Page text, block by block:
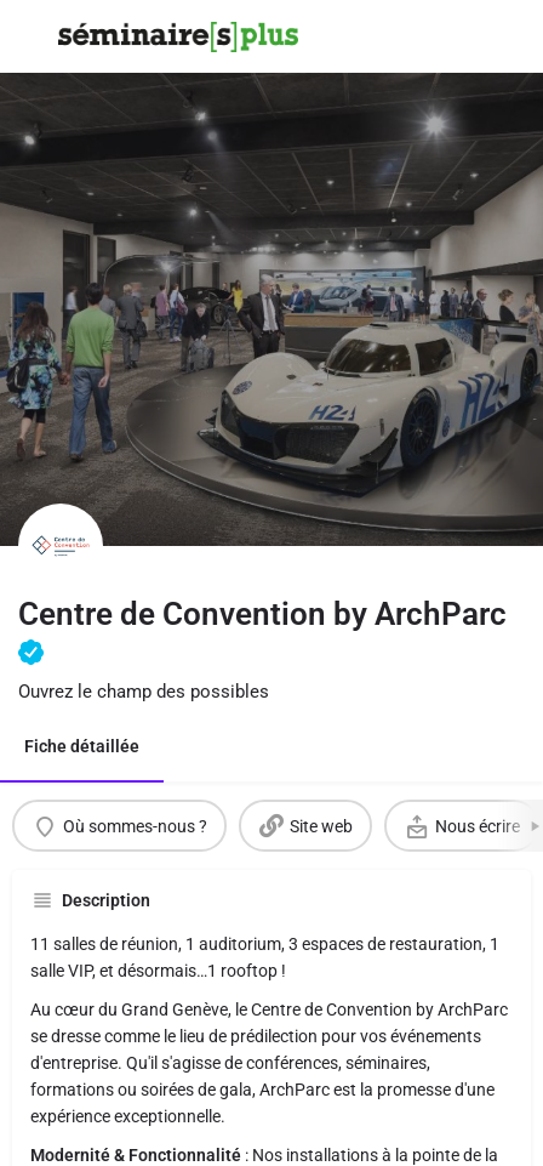
Centre de Convention by ArchParc
Ouvrez le champ des possibles
Fiche détaillée
Où sommes-nous ? Site web Nous écrire
Description
11 salles de réunion, 1 auditorium, 3 espaces de restauration, 1
salle VIP, et désormais…1 rooftop !
Au cœur du Grand Genève, le Centre de Convention by ArchParc
se dresse comme le lieu de prédilection pour vos événements
d'entreprise. Qu'il s'agisse de conférences, séminaires,
formations ou soirées de gala, ArchParc est la promesse d'une
expérience exceptionnelle.
Modernité & Fonctionnalité : Nos installations à la pointe de la